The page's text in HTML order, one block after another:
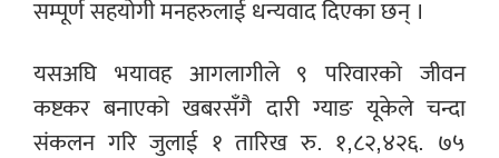
सम्पूर्ण सहयोगी मनहरुलाई धन्यवाद दिएका छन् ।
यसअघि भयावह आगलागीले ९ परिवारको जीवन
कष्टकर बनाएको खबरसँगै दारी ग्याङ यूकेले चन्दा
संकलन गरि जुलाई १ तारिख रु. १,८२,४२६. ७५